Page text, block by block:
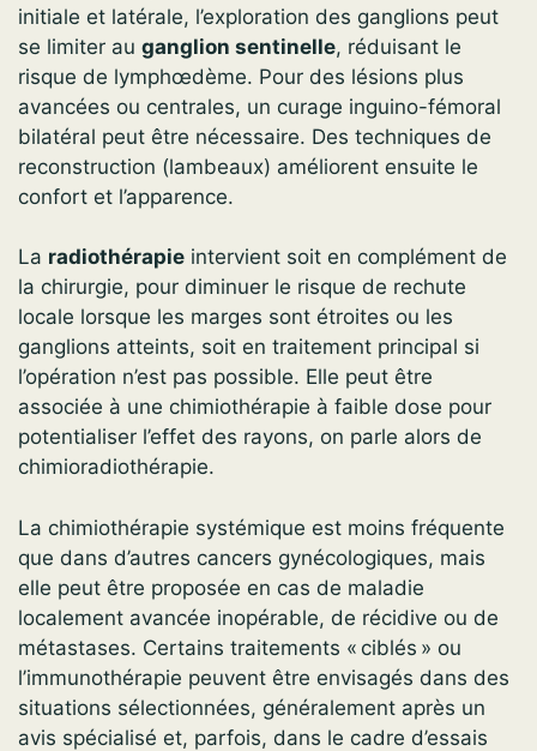
initiale et latérale, l’exploration des ganglions peut
se limiter au ganglion sentinelle, réduisant le
risque de lymphœdème. Pour des lésions plus
avancées ou centrales, un curage inguino-fémoral
bilatéral peut être nécessaire. Des techniques de
reconstruction (lambeaux) améliorent ensuite le
confort et l’apparence.
La radiothérapie intervient soit en complément de
la chirurgie, pour diminuer le risque de rechute
locale lorsque les marges sont étroites ou les
ganglions atteints, soit en traitement principal si
l’opération n’est pas possible. Elle peut être
associée à une chimiothérapie à faible dose pour
potentialiser l’effet des rayons, on parle alors de
chimioradiothérapie.
La chimiothérapie systémique est moins fréquente
que dans d’autres cancers gynécologiques, mais
elle peut être proposée en cas de maladie
localement avancée inopérable, de récidive ou de
métastases. Certains traitements « ciblés » ou
l’immunothérapie peuvent être envisagés dans des
situations sélectionnées, généralement après un
avis spécialisé et, parfois, dans le cadre d’essais